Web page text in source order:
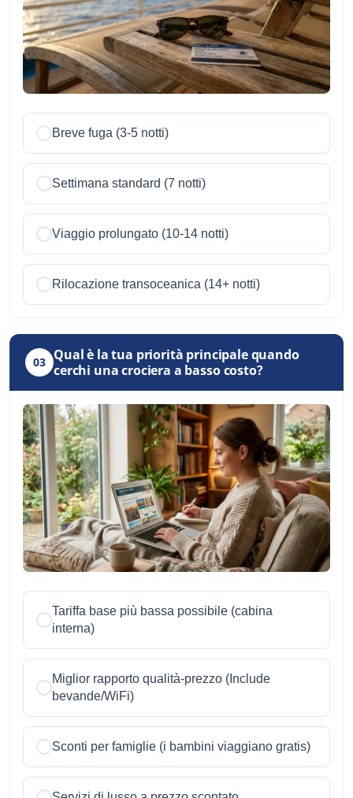
Breve fuga (3-5 notti)
Settimana standard (7 notti)
Viaggio prolungato (10-14 notti)
Rilocazione transoceanica (14+ notti)
03 Qual è la tua priorità principale quando
cerchi una crociera a basso costo?
Tariffa base più bassa possibile (cabina
interna)
Miglior rapporto qualità-prezzo (Include
bevande/WiFi)
Sconti per famiglie (i bambini viaggiano gratis)